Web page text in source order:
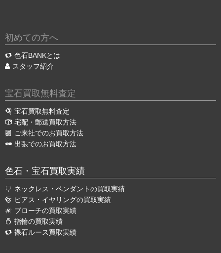
初めての方へ
色石BANKとは
スタッフ紹介
宝石買取無料査定
宝石買取無料査定
宅配・郵送買取方法
ご来社でのお買取方法
出張でのお買取方法
色石・宝石買取実績
ネックレス・ペンダントの買取実績
ピアス・イヤリングの買取実績
ブローチの買取実績
指輪の買取実績
裸石ルース買取実績